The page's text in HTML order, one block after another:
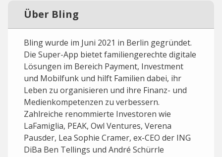
Über Bling
Bling wurde im Juni 2021 in Berlin gegründet.
Die Super-App bietet familiengerechte digitale
Lösungen im Bereich Payment, Investment
und Mobilfunk und hilft Familien dabei, ihr
Leben zu organisieren und ihre Finanz- und
Medienkompetenzen zu verbessern.
Zahlreiche renommierte Investoren wie
LaFamiglia, PEAK, Owl Ventures, Verena
Pausder, Lea Sophie Cramer, ex-CEO der ING
DiBa Ben Tellings und André Schürrle